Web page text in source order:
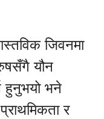
जिवनमा
यौन
हुनुभयो भने
र